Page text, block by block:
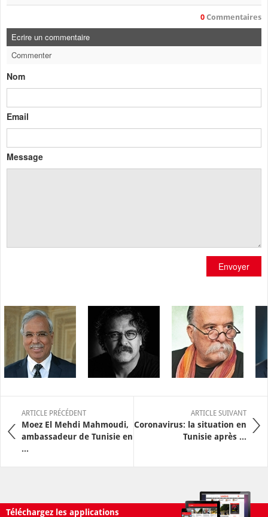
0 Commentaires
Ecrire un commentaire
Commenter
Nom
Email
Message
Envoyer
ARTICLE PRÉCÉDENT
Moez El Mehdi Mahmoudi,
ambassadeur de Tunisie en
...
ARTICLE SUIVANT
Coronavirus: la situation en
Tunisie après ...
Téléchargez les applications